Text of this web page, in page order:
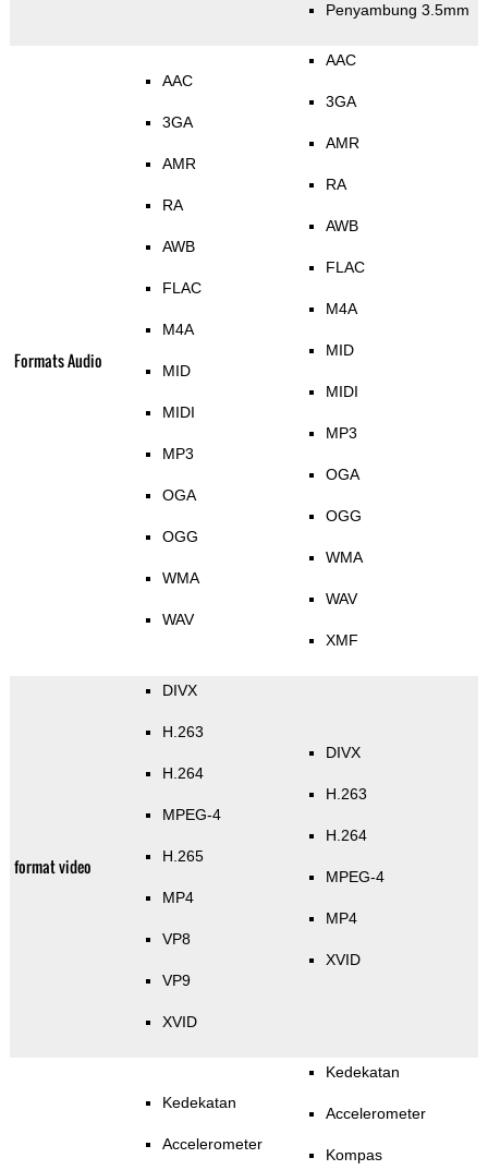
Penyambung 3.5mm
Formats Audio
AAC
3GA
AMR
RA
AWB
FLAC
M4A
MID
MIDI
MP3
OGA
OGG
WMA
WAV
AAC
3GA
AMR
RA
AWB
FLAC
M4A
MID
MIDI
MP3
OGA
OGG
WMA
WAV
XMF
format video
DIVX
H.263
H.264
MPEG-4
H.265
MP4
VP8
VP9
XVID
DIVX
H.263
H.264
MPEG-4
MP4
XVID
Kedekatan
Accelerometer
Kedekatan
Accelerometer
Kompas